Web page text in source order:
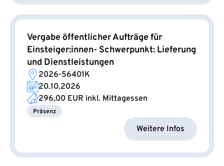
Vergabe öffentlicher Aufträge für
Einsteiger:innen- Schwerpunkt: Lieferung
und Dienstleistungen
2026-56401K
20.10.2026
296,00 EUR inkl. Mittagessen
Präsenz
Weitere Infos